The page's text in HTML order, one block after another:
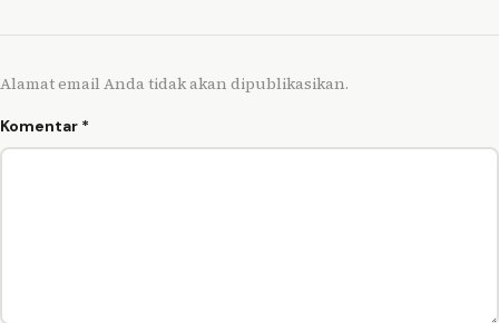
Alamat email Anda tidak akan dipublikasikan.
Komentar *